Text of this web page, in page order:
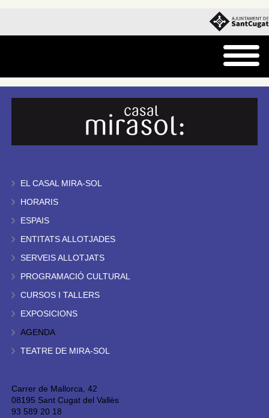
EL CASAL MIRA-SOL
HORARIS
ESPAIS
ENTITATS ALLOTJADES
SERVEIS ALLOTJATS
PROGRAMACIÓ CULTURAL
CURSOS I TALLERS
EXPOSICIONS
AGENDA
TEATRE DE MIRA-SOL
Carrer de Mallorca, 42
08195 Sant Cugat del Vallès
93 589 20 18